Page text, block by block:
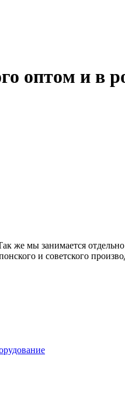
оптoм и в
же мы занимается
и советского